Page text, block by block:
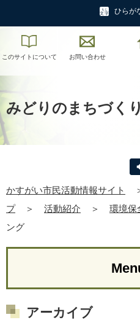
ひらが
このサイトについて お問い合わせ
みどりのまちづく
かすがい市民活動情報サイト
プ
＞ 活動紹介 ＞ 環境保
ング
アーカイブ